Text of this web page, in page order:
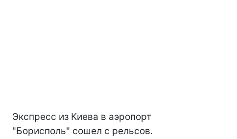
Экспресс из Киева в аэропорт
"Борисполь" сошел с рельсов.